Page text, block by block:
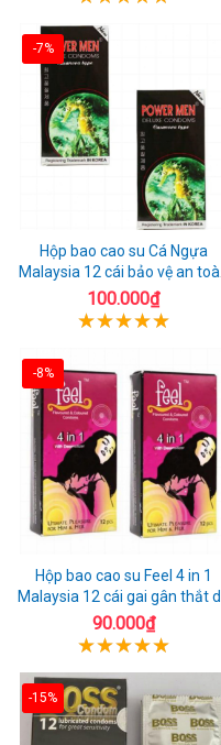
-7%
Hộp bao cao su Cá Ngựa
Malaysia 12 cái bảo vệ an toàn
tuyệt đối
100.000₫
-8%
Hộp bao cao su Feel 4 in 1
Malaysia 12 cái gai gân thắt dễ
sử dụng
90.000₫
-15%